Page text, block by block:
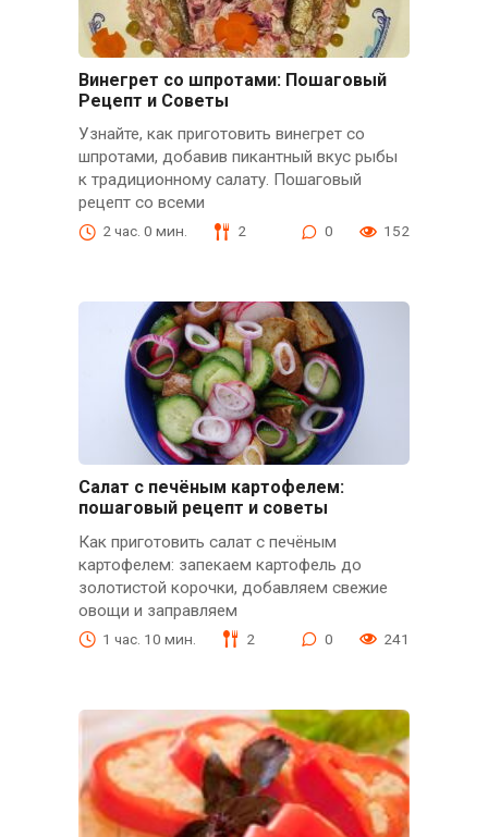
Винегрет со шпротами: Пошаговый
Рецепт и Советы
Узнайте, как приготовить винегрет со
шпротами, добавив пикантный вкус рыбы
к традиционному салату. Пошаговый
рецепт со всеми
2 час. 0 мин. 2 0 152
Салат с печёным картофелем:
пошаговый рецепт и советы
Как приготовить салат с печёным
картофелем: запекаем картофель до
золотистой корочки, добавляем свежие
овощи и заправляем
1 час. 10 мин. 2 0 241